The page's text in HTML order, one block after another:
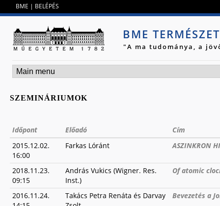
BME | BELÉPÉS
BME
"A ma tudománya, a
SZEMINÁRIUMOK
Időpont Előadó
Cím
2015.12.02.
16:00
Farkas Lóránt ASZINKRON
2018.11.23.
09:15
András Vukics (Wigner. Res.
Inst.)
Of atomic
2016.11.24.
Takács Petra Renáta és Darvay
Bevezetés a